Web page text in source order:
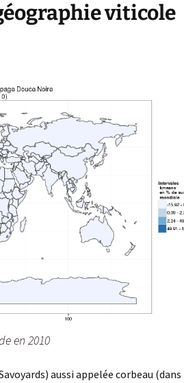
viticole
en 2010
aussi appelée corbeau (dans